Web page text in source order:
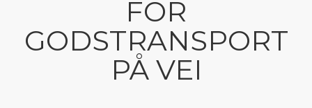
FOR
GODSTRANSPORT
PÅ VEI